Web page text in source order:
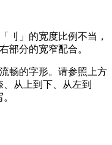
刂」的宽度比例不当，
部分的宽窄配合。
畅的字形。请参照上方
从上到下、从左到